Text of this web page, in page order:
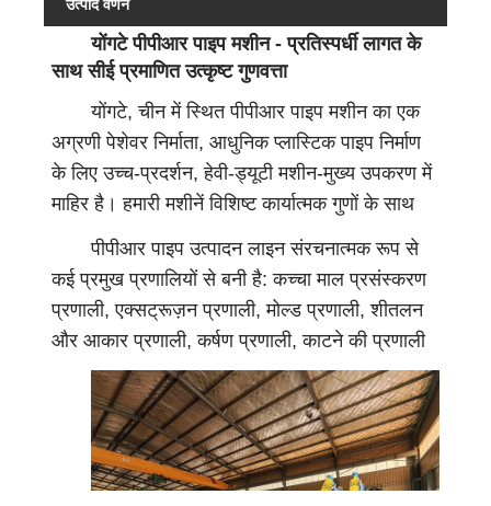
उत्पाद वर्णन
योंगटे पीपीआर पाइप मशीन - प्रतिस्पर्धी लागत के
साथ सीई प्रमाणित उत्कृष्ट गुणवत्ता
योंगटे, चीन में स्थित पीपीआर पाइप मशीन का एक
अग्रणी पेशेवर निर्माता, आधुनिक प्लास्टिक पाइप निर्माण
के लिए उच्च-प्रदर्शन, हेवी-ड्यूटी मशीन-मुख्य उपकरण में
माहिर है। हमारी मशीनें विशिष्ट कार्यात्मक गुणों के साथ
पीपीआर सामग्रियों को सटीक रूप से एकीकृत करने के
लिए उन्नत एक्सट्रूज़न तकनीक का लाभ उठाती हैं,
जिससे बेहतर यांत्रिक प्रदर्शन, उन्नत स्थायित्व और
विविध अनुप्रयोग क्षमताओं के साथ तैयार पाइप मिलते हैं।
पीपीआर पाइप उत्पादन लाइन संरचनात्मक रूप से
कई प्रमुख प्रणालियों से बनी है: कच्चा माल प्रसंस्करण
प्रणाली, एक्सट्रूज़न प्रणाली, मोल्ड प्रणाली, शीतलन
और आकार प्रणाली, कर्षण प्रणाली, काटने की प्रणाली
और विद्युत नियंत्रण प्रणाली। कच्चे माल की प्रसंस्करण
प्रणाली को लगातार गुणवत्ता की गारंटी के लिए विभिन्न
पीपीआर कच्चे माल, जैसे सुखाने और मिश्रण, के पूर्व
उपचार का काम सौंपा गया है। एक्सट्रूज़न प्रणाली में
कई एक्सट्रूडर शामिल होते हैं, जिनमें से प्रत्येक एक